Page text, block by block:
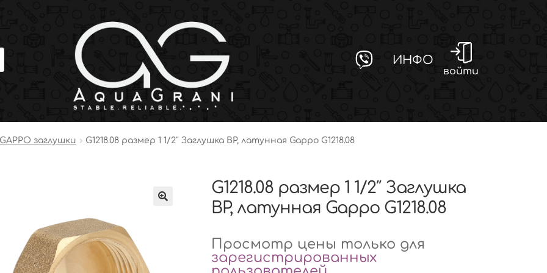
ИНФО
войти
GAPPO заглушки G1218.08 размер 1 1/2″ Заглушка ВР, латунная Gappo G1218.08
G1218.08 размер 1 1/2″ Заглушка
ВР, латунная Gappo G1218.08
Просмотр цены только для
зарегистрированных